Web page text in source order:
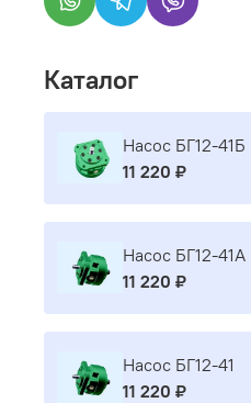
Каталог
Насос БГ12-41Б
11 220 ₽
Насос БГ12-41А
11 220 ₽
Насос БГ12-41
11 220 ₽